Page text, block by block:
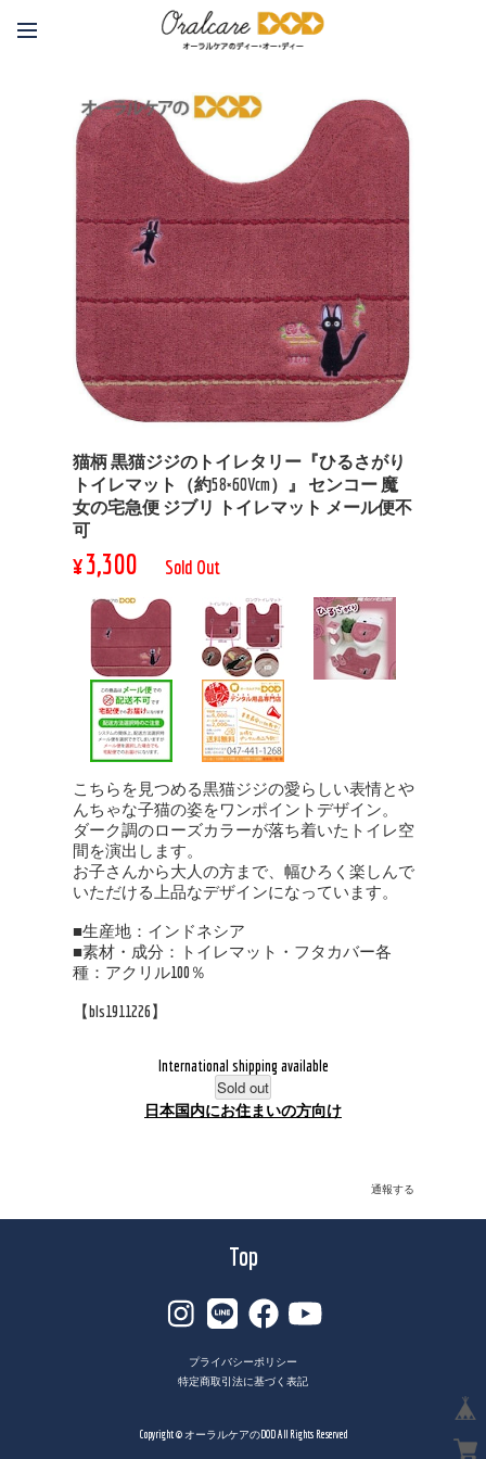
猫柄 黒猫ジジのトイレタリー『ひるさがり
トイレマット（約58×60Vcm）』 センコー 魔
女の宅急便 ジブリ トイレマット メール便不
可
¥3,300 Sold Out
こちらを見つめる黒猫ジジの愛らしい表情とや
んちゃな子猫の姿をワンポイントデザイン。
ダーク調のローズカラーが落ち着いたトイレ空
間を演出します。
お子さんから大人の方まで、幅ひろく楽しんで
いただける上品なデザインになっています。
■生産地：インドネシア
■素材・成分：トイレマット・フタカバー各
種：アクリル100％
【bls1911226】
International shipping available
Sold out
日本国内にお住まいの方向け
通報する
Top
プライバシーポリシー
特定商取引法に基づく表記
Copyright © オーラルケアのDOD All Rights Reserved